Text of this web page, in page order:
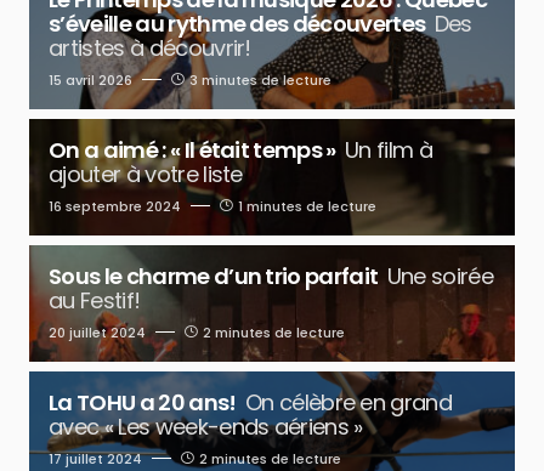
s’éveille au rythme des découvertes Des
artistes à découvrir!
15 avril 2026 3 minutes de lecture
On a aimé : « Il était temps » Un film à
ajouter à votre liste
16 septembre 2024 1 minutes de lecture
Sous le charme d’un trio parfait Une soirée
au Festif!
20 juillet 2024 2 minutes de lecture
La TOHU a 20 ans! On célèbre en grand
avec « Les week-ends aériens »
17 juillet 2024 2 minutes de lecture